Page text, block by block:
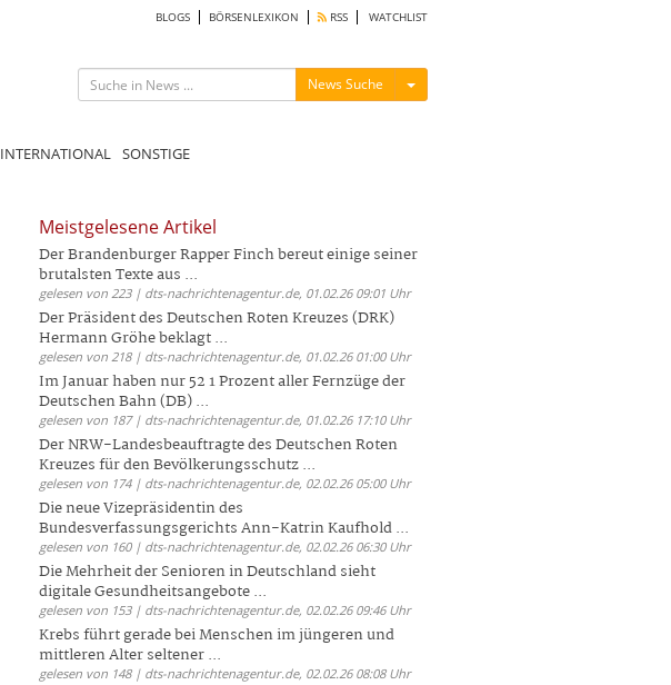
BLOGS BÖRSENLEXIKON RSS WATCHLIST
News Suche Menü ein-/ausblenden
INTERNATIONAL SONSTIGE
Meistgelesene Artikel
Der Brandenburger Rapper Finch bereut einige seiner
brutalsten Texte aus ...
gelesen von 223 | dts-nachrichtenagentur.de, 01.02.26 09:01 Uhr
Der Präsident des Deutschen Roten Kreuzes (DRK)
Hermann Gröhe beklagt ...
gelesen von 218 | dts-nachrichtenagentur.de, 01.02.26 01:00 Uhr
Im Januar haben nur 52 1 Prozent aller Fernzüge der
Deutschen Bahn (DB) ...
gelesen von 187 | dts-nachrichtenagentur.de, 01.02.26 17:10 Uhr
Der NRW-Landesbeauftragte des Deutschen Roten
Kreuzes für den Bevölkerungsschutz ...
gelesen von 174 | dts-nachrichtenagentur.de, 02.02.26 05:00 Uhr
Die neue Vizepräsidentin des
Bundesverfassungsgerichts Ann-Katrin Kaufhold ...
gelesen von 160 | dts-nachrichtenagentur.de, 02.02.26 06:30 Uhr
Die Mehrheit der Senioren in Deutschland sieht
digitale Gesundheitsangebote ...
gelesen von 153 | dts-nachrichtenagentur.de, 02.02.26 09:46 Uhr
Krebs führt gerade bei Menschen im jüngeren und
mittleren Alter seltener ...
gelesen von 148 | dts-nachrichtenagentur.de, 02.02.26 08:08 Uhr